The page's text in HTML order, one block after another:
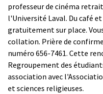
professeur de cinéma
l'Université Laval. Du café
gratuitement sur place.
collation. Prière de
numéro 656-7461. Cette
Regroupement des
association avec
et sciences religieuses.